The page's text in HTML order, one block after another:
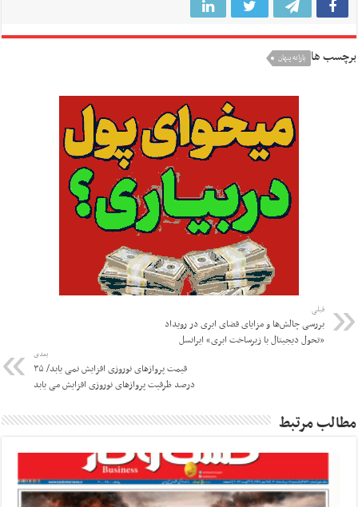
برچسب ها یارانه پنهان
قبلی
بررسی چالش‌ها و مزایای فضای ابری در رویداد
«تحول دیجیتال با زیرساخت ابری» ایرانسل
بعدی
قیمت پروازهای نوروزی افزایش نمی یابد/ ۳۵
درصد ظرفیت پروازهای نوروزی افزایش می یابد
مطالب مرتبط